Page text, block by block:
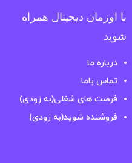
با اوزمان دیجیتال همراه
شوید
درباره ما
تماس باما
فرصت های شغلی(به زودی)
فروشنده شوید(به زودی)